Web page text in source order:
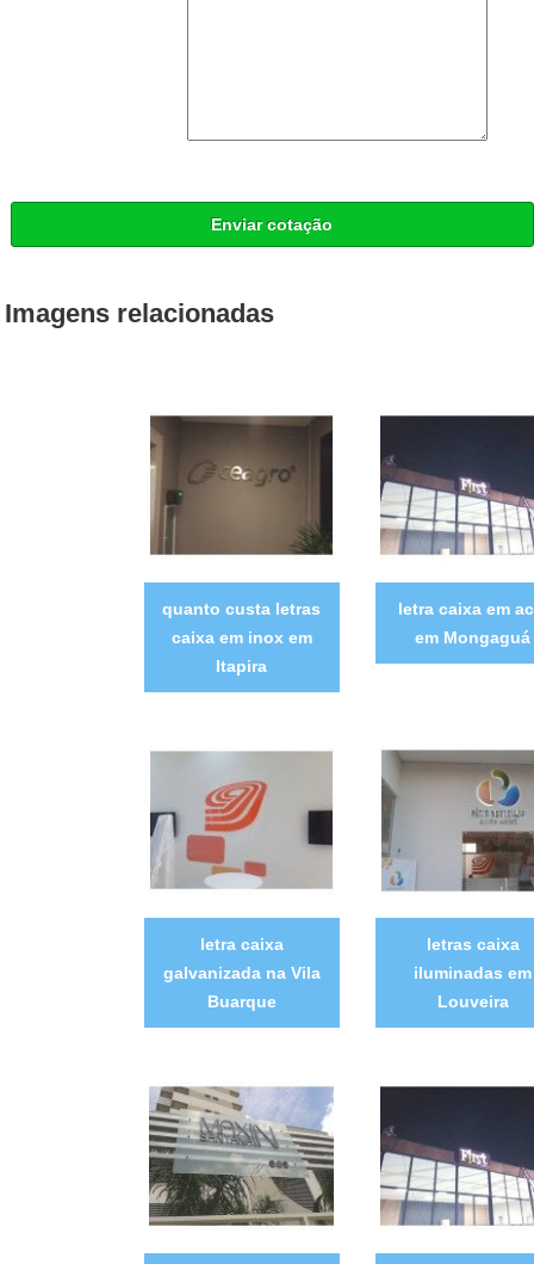
Enviar cotação
Imagens relacionadas
quanto custa letras
caixa em inox em
Itapira
letra caixa em
em Mongaguá
letra caixa
galvanizada na Vila
Buarque
letras caixa
iluminadas em
Louveira